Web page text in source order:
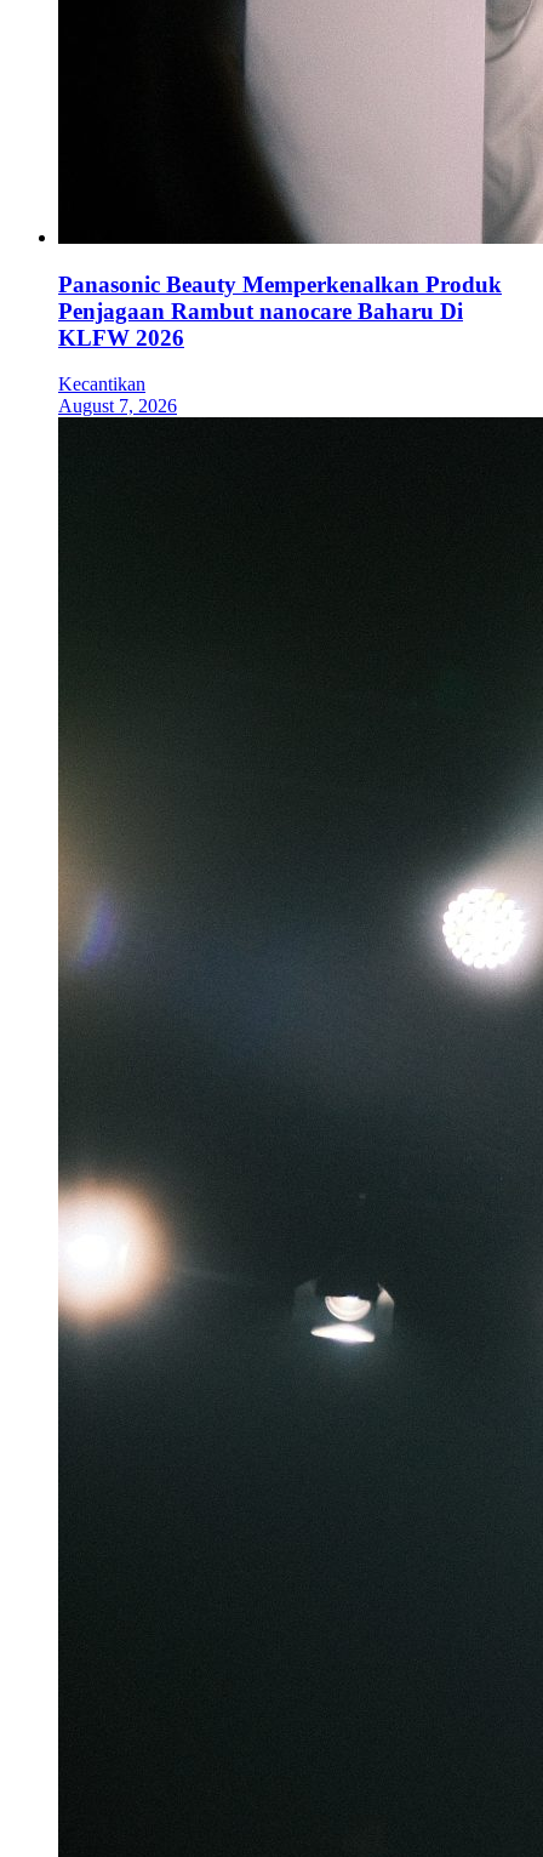
Panasonic Beauty Memperkenalkan Produk
Penjagaan Rambut nanocare Baharu Di
KLFW 2026
Kecantikan
August 7, 2026